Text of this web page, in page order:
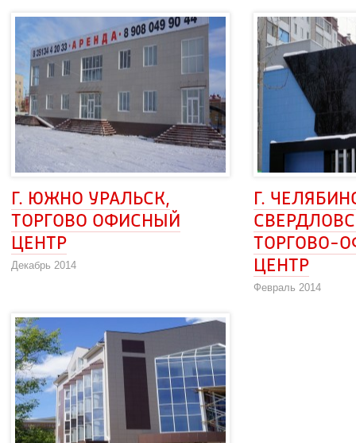
Г. ЮЖНО УРАЛЬСК,
ТОРГОВО ОФИСНЫЙ
ЦЕНТР
Декабрь 2014
Г.
ТОРГОВО-
ЦЕНТР
Февраль 2014